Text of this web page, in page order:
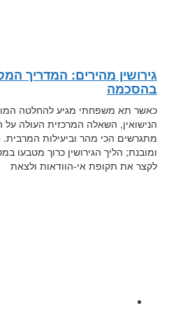
גירושין מהירים: המדריך
בהסכמה
כאשר תא משפחתי מגיע להחלטה
הנישואין, השאלה המרכזית העולה על
מתגרשים הכי מהר וביעילות
ומובנת; הליך הגירושין כרוך מטבעו
לקצר את תקופת אי-הוודאות ולצאת